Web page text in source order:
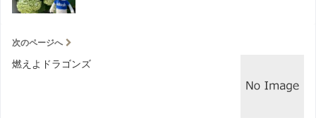
次のページへ
燃えよドラゴンズ